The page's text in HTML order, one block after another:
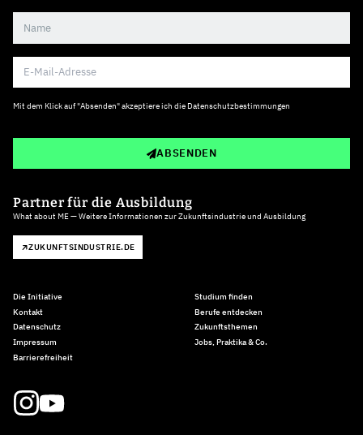
Mit dem Klick auf "Absenden" akzeptiere ich die Datenschutzbestimmungen
ABSENDEN
Partner für die Ausbildung
What about ME — Weitere Informationen zur Zukunftsindustrie und Ausbildung
ZUKUNFTSINDUSTRIE.DE
Die Initiative
Kontakt
Datenschutz
Impressum
Barrierefreiheit
Studium finden
Berufe entdecken
Zukunftsthemen
Jobs, Praktika & Co.